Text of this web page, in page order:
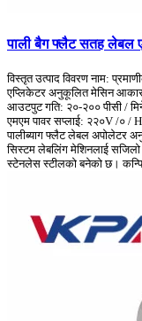
पाली बैग फ्लैट सतह लेबल
विस्तृत उत्पाद विवरण नाम:
एप्लिकेटर अनुकूलित मेसिन
आउटपुट गति: २०-२०० पीसी /
एमएम पावर सप्लाई: २२०V /० /
पालीब्याग फ्लैट लेबल अपोलेटर
सिस्टम लेबलिंग मेशिनलाई
स्टेनलेस स्टीलको बनेको छ।